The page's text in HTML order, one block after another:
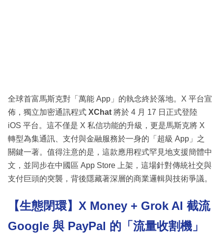
區
全球首富馬斯克對「萬能 App」的執念終於落地。X 平台宣
佈，獨立加密通訊程式 XChat 將於 4 月 17 日正式登陸
iOS 平台。這不僅是 X 私信功能的升級，更是馬斯克將 X
轉型為集通訊、支付與金融服務於一身的「超級 App」之
關鍵一著。值得注意的是，這款應用程式罕見地支援簡體中
文，並同步在中國區 App Store 上架，這場針對傳統社交與
支付巨頭的突襲，背後隱藏著深層的商業邏輯與技術爭議。
【生態閉環】X Money + Grok AI 截流
Google 與 PayPal 的「流量收割機」